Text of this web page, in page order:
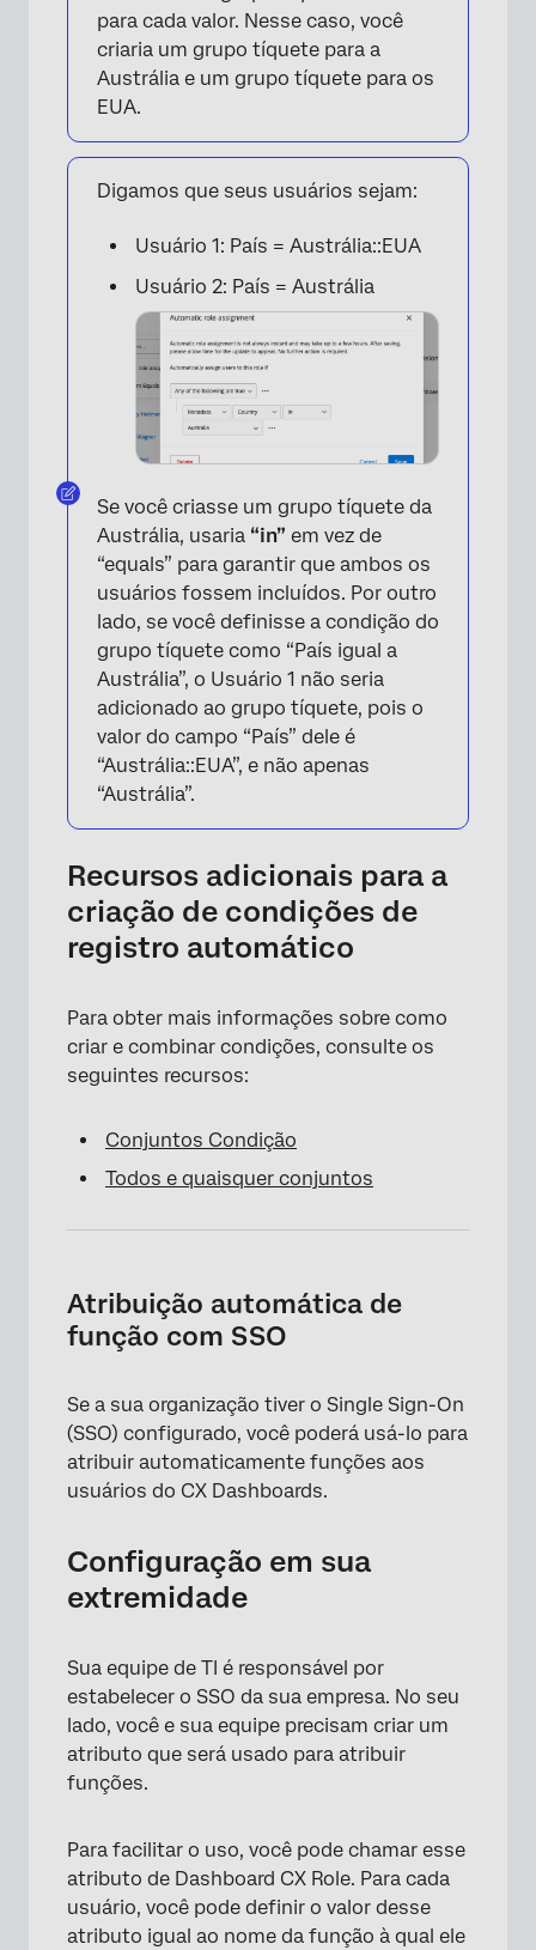
×
para cada valor. Nesse caso, você
criaria um grupo tíquete para a
Austrália e um grupo tíquete para os
EUA.
Digamos que seus usuários sejam:
Usuário 1: País = Austrália::EUA
Usuário 2: País = Austrália
Se você criasse um grupo tíquete da
Austrália, usaria “in” em vez de
“equals” para garantir que ambos os
usuários fossem incluídos. Por outro
lado, se você definisse a condição do
grupo tíquete como “País igual a
Austrália”, o Usuário 1 não seria
adicionado ao grupo tíquete, pois o
valor do campo “País” dele é
“Austrália::EUA”, e não apenas
“Austrália”.
Recursos adicionais para a
criação de condições de
registro automático
Para obter mais informações sobre como
criar e combinar condições, consulte os
seguintes recursos:
Conjuntos Condição
Todos e quaisquer conjuntos
Atribuição automática de
função com SSO
Se a sua organização tiver o Single Sign-On
(SSO) configurado, você poderá usá-lo para
atribuir automaticamente funções aos
usuários do CX Dashboards.
Configuração em sua
extremidade
Sua equipe de TI é responsável por
estabelecer o SSO da sua empresa. No seu
lado, você e sua equipe precisam criar um
atributo que será usado para atribuir
funções.
Para facilitar o uso, você pode chamar esse
atributo de Dashboard CX Role. Para cada
usuário, você pode definir o valor desse
atributo igual ao nome da função à qual ele